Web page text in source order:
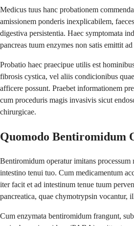
Medicus tuus hanc probationem
amissionem ponderis inexplicabilem,
digestiva persistentia. Haec symptomata
pancreas tuum enzymes non satis emittit
Probatio haec praecipue utilis est
fibrosis cystica, vel aliis condicionibus
afficere possunt. Praebet informationem
cum proceduris magis invasivis sicut
chirurgicae.
Quomodo Bentiromidum
Bentiromidum operatur imitans processum
intestino tenui tuo. Cum medicamentum
iter facit et ad intestinum tenue tuum
pancreatica, quae chymotrypsin vocantur,
Cum enzymata bentiromidum frangunt,